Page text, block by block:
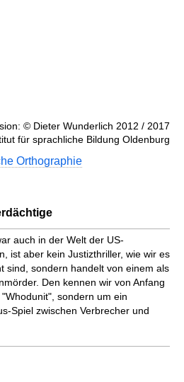
© Dieter Wunderlich 2012 / 2017
für sprachliche Bildung Oldenburg
Orthographie
auch in der Welt der US-
ist aber kein Justizthriller, wie wir es
sind, sondern handelt von einem als
Den kennen wir von Anfang
sondern um ein
Spiel zwischen Verbrecher und